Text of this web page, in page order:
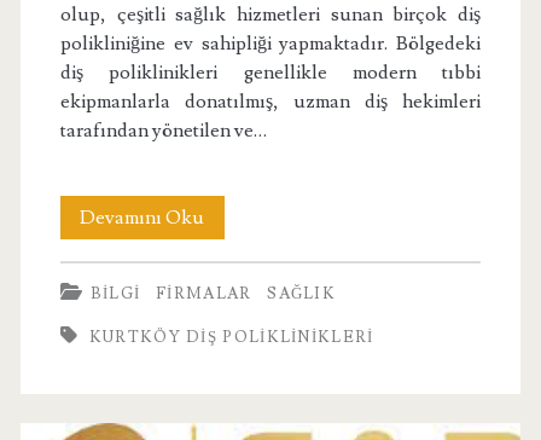
olup, çeşitli sağlık hizmetleri sunan birçok diş
polikliniğine ev sahipliği yapmaktadır. Bölgedeki
diş poliklinikleri genellikle modern tıbbi
ekipmanlarla donatılmış, uzman diş hekimleri
tarafından yönetilen ve…
Devamını OkuKurtköy
Diş
Poliklinikleri
BILGI FIRMALAR SAĞLIK
KURTKÖY DIŞ POLIKLINIKLERI